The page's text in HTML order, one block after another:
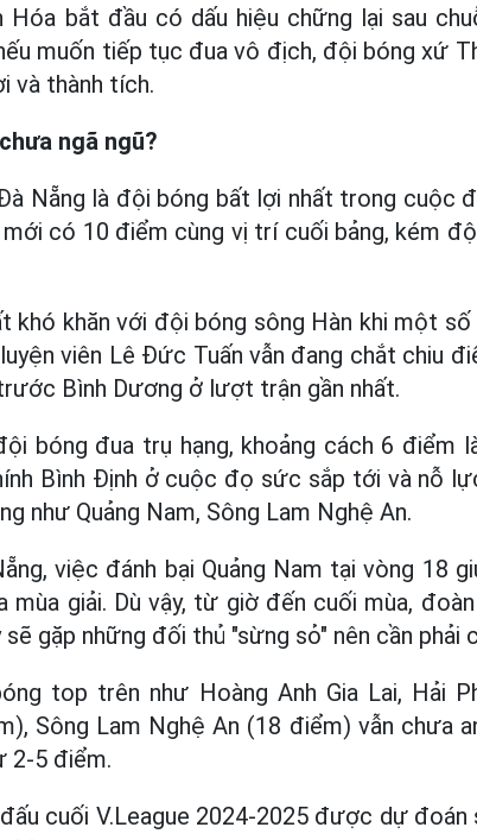
Hóa bắt đầu có dấu hiệu chững lại sau
muốn tiếp tục đua vô địch, đội bóng xứ
và thành tích.
ngã ngũ?
Nẵng là đội bóng bất lợi nhất trong cuộc
có 10 điểm cùng vị trí cuối bảng, kém
khó khăn với đội bóng sông Hàn khi một
viên Lê Đức Tuấn vẫn đang chắt chiu
Bình Dương ở lượt trận gần nhất.
bóng đua trụ hạng, khoảng cách 6 điểm
Bình Định ở cuộc đọ sức sắp tới và nỗ
như Quảng Nam, Sông Lam Nghệ An.
việc đánh bại Quảng Nam tại vòng 18
mùa giải. Dù vậy, từ giờ đến cuối mùa,
sẽ gặp những đối thủ "sừng sỏ" nên cần phải
top trên như Hoàng Anh Gia Lai, Hải
Sông Lam Nghệ An (18 điểm) vẫn chưa
2-5 điểm.
cuối V.League 2024-2025 được dự đoán